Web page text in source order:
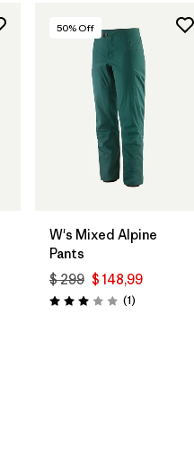
50% Off
W's Mixed Alpine
Pants
$ 299 $ 148,99
Valoración: 3.0 / 5
(1Comentarios
)